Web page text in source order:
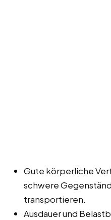
Gute körperliche
schwere
transportieren.
Ausdauer und